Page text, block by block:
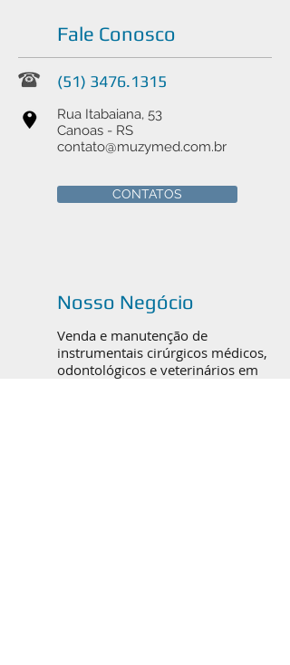
Fale Conosco
(51) 3476.1315
Rua Itabaiana, 53
Canoas - RS
contato@muzymed.com.br
Nosso Negócio
Venda e manutenção de
instrumentais cirúrgicos médicos,
odontológicos e veterinários em
CONTATOS